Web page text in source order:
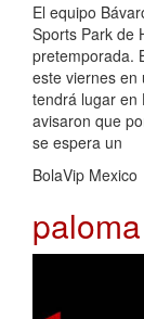
El equipo
Sports Park de
pretemporada.
este viernes en
tendrá lugar en
avisaron que
se espera un
BolaVip Mexico